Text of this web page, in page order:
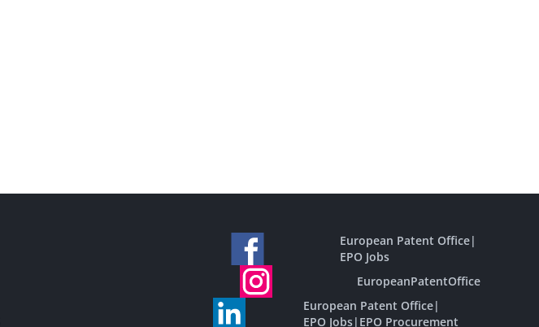
European Patent Office|
EPO Jobs
EuropeanPatentOffice
European Patent Office|
EPO Jobs| EPO Procurement